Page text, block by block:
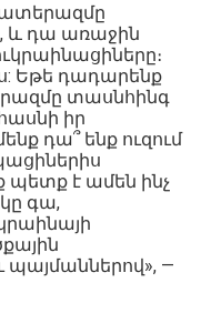
և դա առաջին
Եթե դադարենք
տասնհինգ
իր
դա՞ ենք ուզում
է ամեն ինչ
գա,
պայմաններով», —